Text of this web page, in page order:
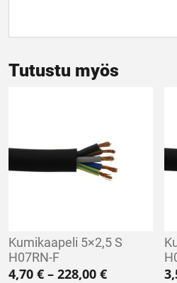
Tutustu myös
Kumikaapeli 5×2,5 S
H07RN-F
4,70 € – 228,00 €